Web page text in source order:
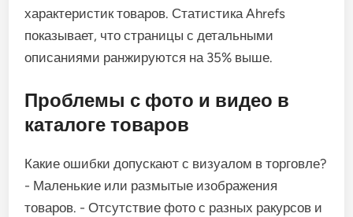
характеристик товаров. Статистика Ahrefs
показывает, что страницы с детальными
описаниями ранжируются на 35% выше.
Проблемы с фото и видео в
каталоге товаров
Какие ошибки допускают с визуалом в торговле?
- Маленькие или размытые изображения
товаров. - Отсутствие фото с разных ракурсов и